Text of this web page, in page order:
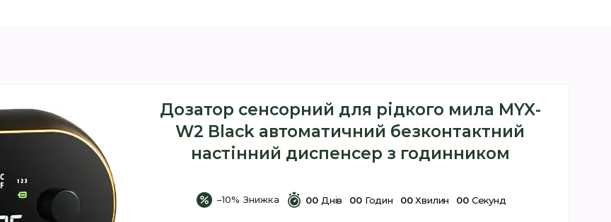
Дозатор сенсорний для рідкого мила MYX-
W2 Black автоматичний безконтактний
настінний диспенсер з годинником
–10% 00 Днів 00 Годин 00 Хвилин 00 Секунд